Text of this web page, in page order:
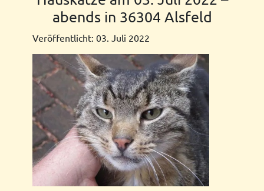
abends in 36304 Alsfeld
Veröffentlicht: 03. Juli 2022